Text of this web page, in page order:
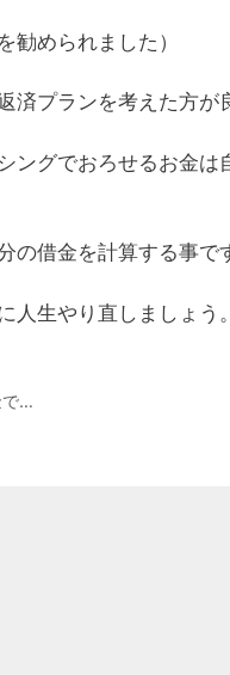
勧められました）
プランを考えた方が
ングでおろせるお金は
の借金を計算する事で
人生やり直しましょう。
で…